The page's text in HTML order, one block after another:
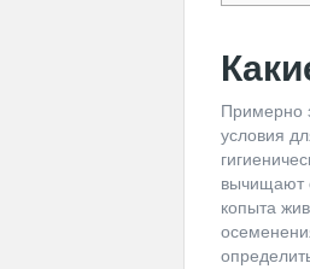
Примерно
условия
вычищают
копыта